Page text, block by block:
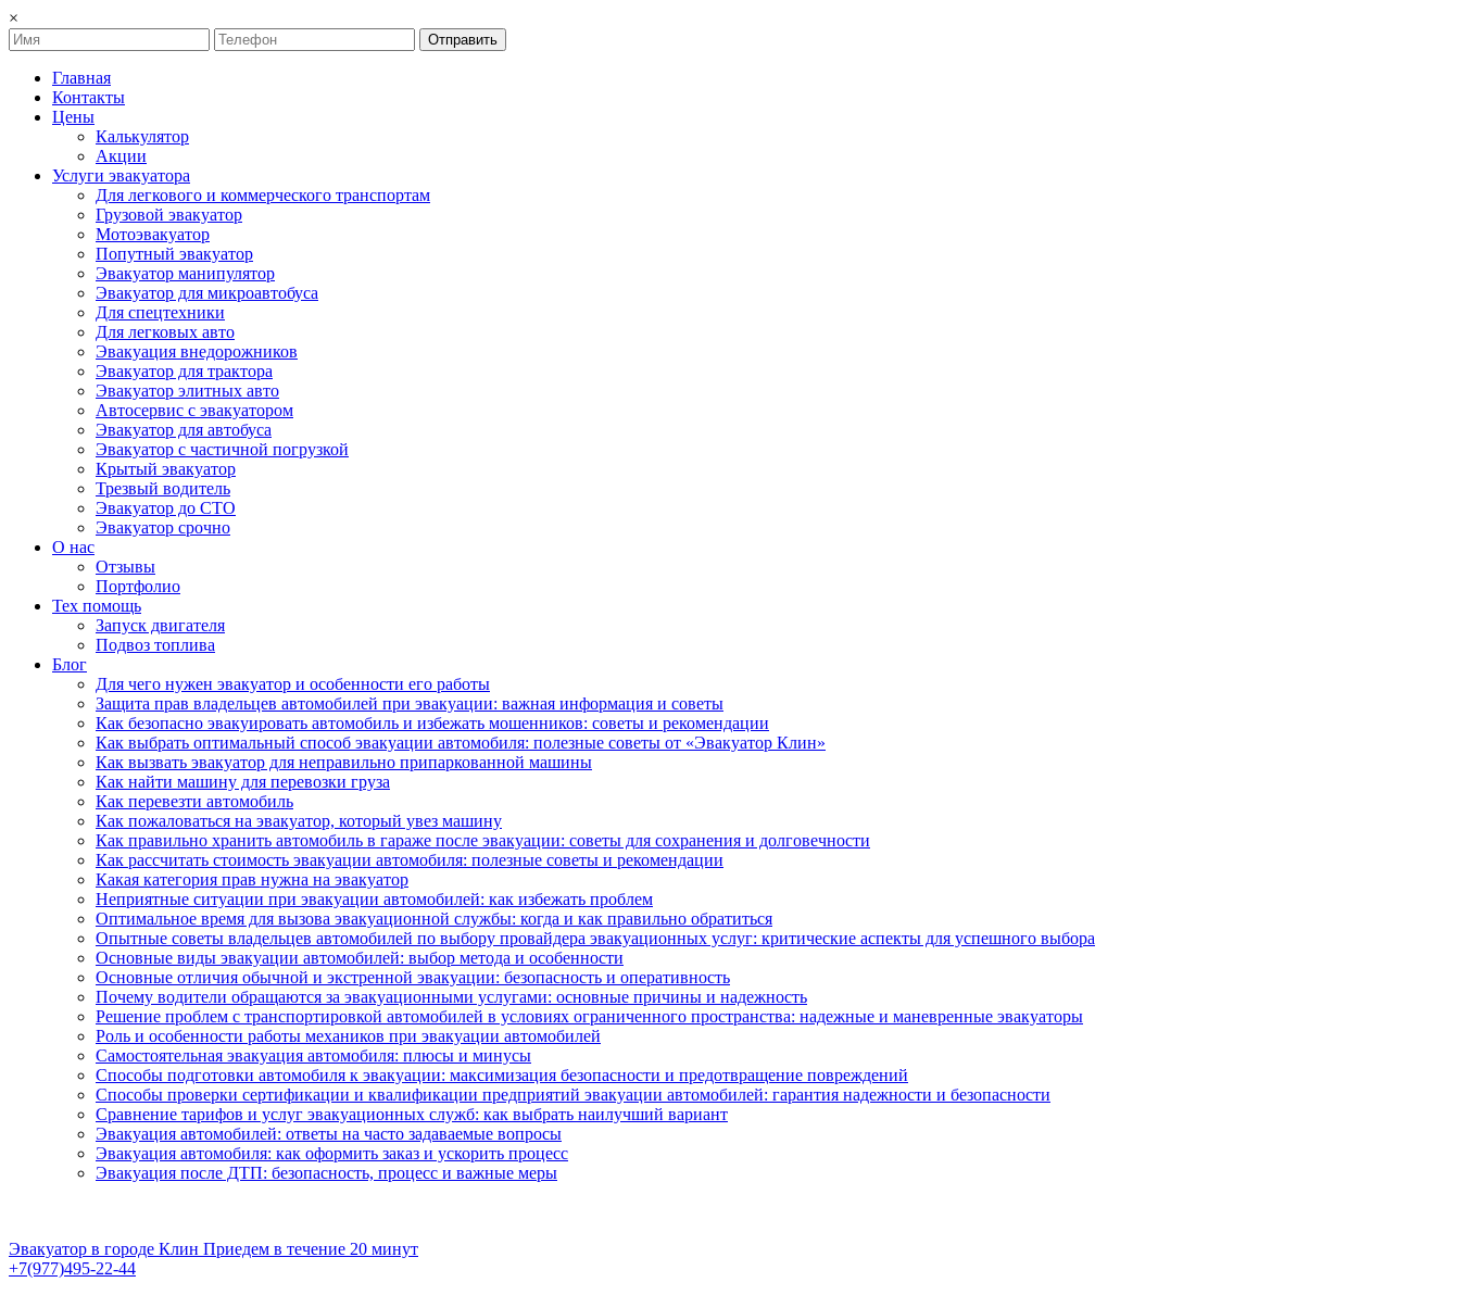
×
Отправить
Главная
Контакты
Цены
Калькулятор
Акции
Услуги эвакуатора
Для легкового и коммерческого транспортам
Грузовой эвакуатор
Мотоэвакуатор
Попутный эвакуатор
Эвакуатор манипулятор
Эвакуатор для микроавтобуса
Для спецтехники
Для легковых авто
Эвакуация внедорожников
Эвакуатор для трактора
Эвакуатор элитных авто
Автосервис с эвакуатором
Эвакуатор для автобуса
Эвакуатор с частичной погрузкой
Крытый эвакуатор
Трезвый водитель
Эвакуатор до СТО
Эвакуатор срочно
О нас
Отзывы
Портфолио
Тех помощь
Запуск двигателя
Подвоз топлива
Блог
Для чего нужен эвакуатор и особенности его работы
Защита прав владельцев автомобилей при эвакуации: важная информация и советы
Как безопасно эвакуировать автомобиль и избежать мошенников: советы и рекомендации
Как выбрать оптимальный способ эвакуации автомобиля: полезные советы от «Эвакуатор Клин»
Как вызвать эвакуатор для неправильно припаркованной машины
Как найти машину для перевозки груза
Как перевезти автомобиль
Как пожаловаться на эвакуатор, который увез машину
Как правильно хранить автомобиль в гараже после эвакуации: советы для сохранения и долговечности
Как рассчитать стоимость эвакуации автомобиля: полезные советы и рекомендации
Какая категория прав нужна на эвакуатор
Неприятные ситуации при эвакуации автомобилей: как избежать проблем
Оптимальное время для вызова эвакуационной службы: когда и как правильно обратиться
Опытные советы владельцев автомобилей по выбору провайдера эвакуационных услуг: критические аспекты для успешного выбора
Основные виды эвакуации автомобилей: выбор метода и особенности
Основные отличия обычной и экстренной эвакуации: безопасность и оперативность
Почему водители обращаются за эвакуационными услугами: основные причины и надежность
Решение проблем с транспортировкой автомобилей в условиях ограниченного пространства: надежные и маневренные эвакуаторы
Роль и особенности работы механиков при эвакуации автомобилей
Самостоятельная эвакуация автомобиля: плюсы и минусы
Способы подготовки автомобиля к эвакуации: максимизация безопасности и предотвращение повреждений
Способы проверки сертификации и квалификации предприятий эвакуации автомобилей: гарантия надежности и безопасности
Сравнение тарифов и услуг эвакуационных служб: как выбрать наилучший вариант
Эвакуация автомобилей: ответы на часто задаваемые вопросы
Эвакуация автомобиля: как оформить заказ и ускорить процесс
Эвакуация после ДТП: безопасность, процесс и важные меры
Эвакуатор в городе Клин Приедем в течение 20 минут
+7(977)495-22-44